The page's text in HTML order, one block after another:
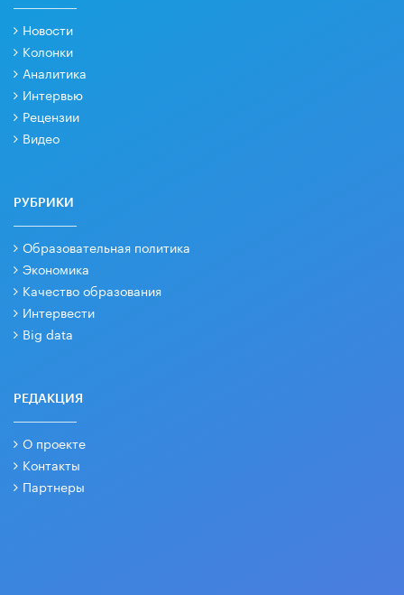
Новости
Колонки
Аналитика
Интервью
Рецензии
Видео
РУБРИКИ
Образовательная политика
Экономика
Качество образования
Интервести
Big data
РЕДАКЦИЯ
О проекте
Контакты
Партнеры